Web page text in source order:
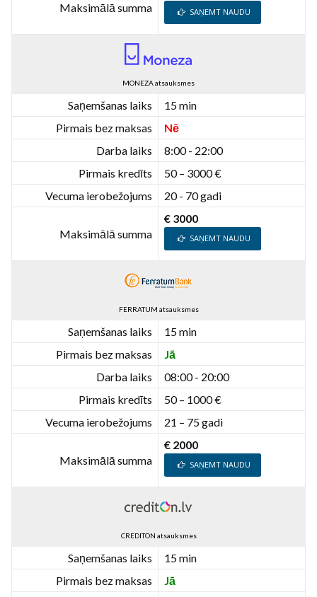
Maksimālā summa SAŅEMT NAUDU
MONEZA atsauksmes
Saņemšanas laiks
15 min
Pirmais bez maksas
Nē
Darba laiks
8:00 - 22:00
Pirmais kredīts
50 – 3000 €
Vecuma ierobežojums
20 - 70 gadi
Maksimālā summa
€ 3000
SAŅEMT NAUDU
FERRATUM atsauksmes
Saņemšanas laiks
15 min
Pirmais bez maksas
Jā
Darba laiks
08:00 - 20:00
Pirmais kredīts
50 – 1000 €
Vecuma ierobežojums
21 – 75 gadi
Maksimālā summa
€ 2000
SAŅEMT NAUDU
CREDITON atsauksmes
Saņemšanas laiks
15 min
Pirmais bez maksas
Jā